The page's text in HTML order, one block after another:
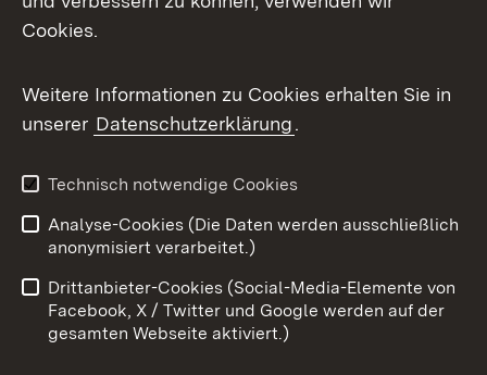
X / Twitter
Youtube
Impressum
Kontakt
Barrierefreiheit
Datenschutz
Cookies
Cookies.
Weitere Informationen zu Cookies erhalten Sie in
unserer Datenschutzerklärung.
Technisch notwendige Cookies
Analyse-Cookies (Die Daten werden ausschließlich
anonymisiert verarbeitet.)
Drittanbieter-Cookies (Social-Media-Elemente von
Facebook, X / Twitter und Google werden auf der
gesamten Webseite aktiviert.)